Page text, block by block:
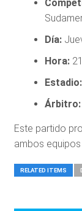
Día:
Hora:
Estadio:
Árbitro:
Este partido
ambos
RELATED ITEMS